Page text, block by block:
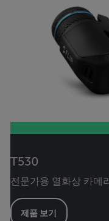
T530
전문가용 열화상 카메
제품 보기